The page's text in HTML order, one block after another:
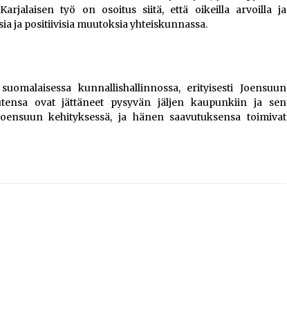
työ on osoitus siitä, että oikeilla arvoilla ja
ja positiivisia muutoksia yhteiskunnassa.
kunnallishallinnossa, erityisesti Joensuun
ovat jättäneet pysyvän jäljen kaupunkiin ja sen
kehityksessä, ja hänen saavutuksensa toimivat